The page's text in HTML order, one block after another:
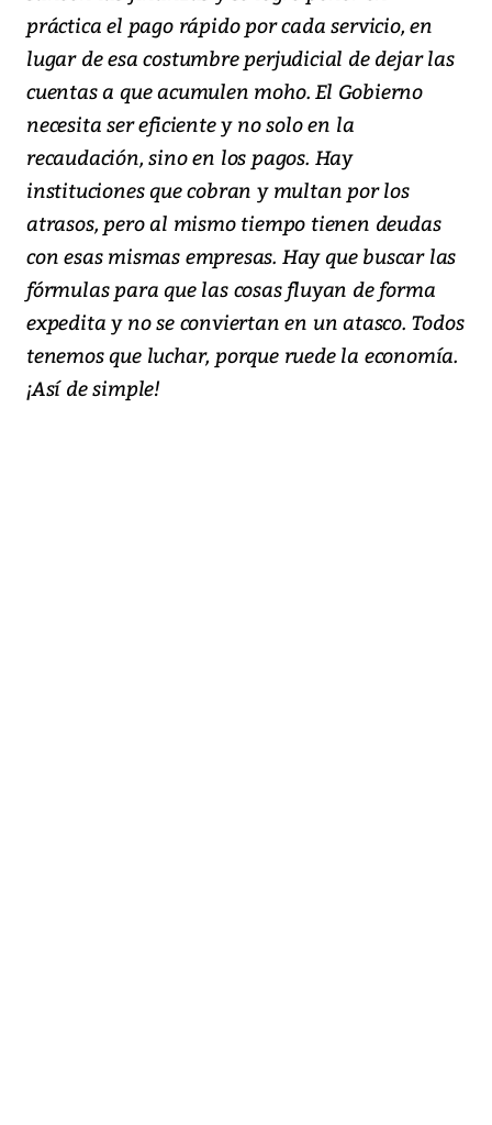
práctica el pago rápido por cada servicio, en
lugar de esa costumbre perjudicial de dejar las
cuentas a que acumulen moho. El Gobierno
necesita ser eficiente y no solo en la
recaudación, sino en los pagos. Hay
instituciones que cobran y multan por los
atrasos, pero al mismo tiempo tienen deudas
con esas mismas empresas. Hay que buscar las
fórmulas para que las cosas fluyan de forma
expedita y no se conviertan en un atasco. Todos
tenemos que luchar, porque ruede la economía.
¡Así de simple!